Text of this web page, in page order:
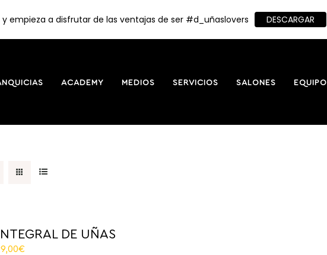
ACADEMY MEDIOS SERVICIOS SALONES EQUIPO
DE UÑAS
€
empieza a disfrutar de las ventajas de ser #d_uñaslovers DESCARGAR